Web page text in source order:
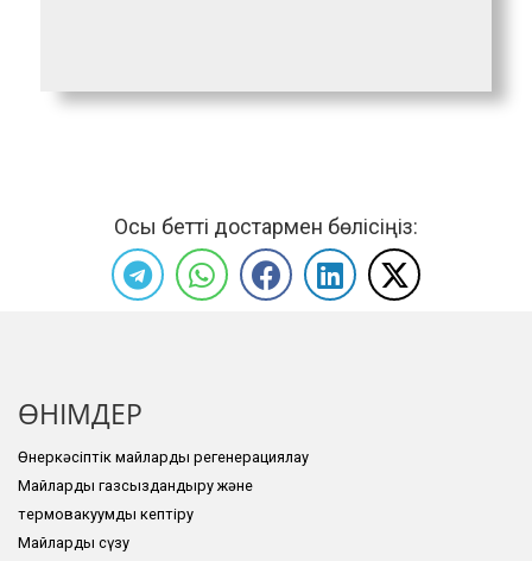
Осы бетті достармен бөлісіңіз:
ӨНІМДЕР
Өнеркәсіптік майларды регенерациялау
Майларды газсыздандыру және
термовакуумды кептіру
Майларды сүзу